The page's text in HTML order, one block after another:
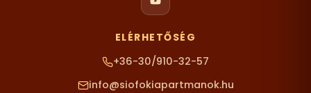
ELÉRHETŐSÉG
+36-30/910-32-57
info@siofokiapartmanok.hu